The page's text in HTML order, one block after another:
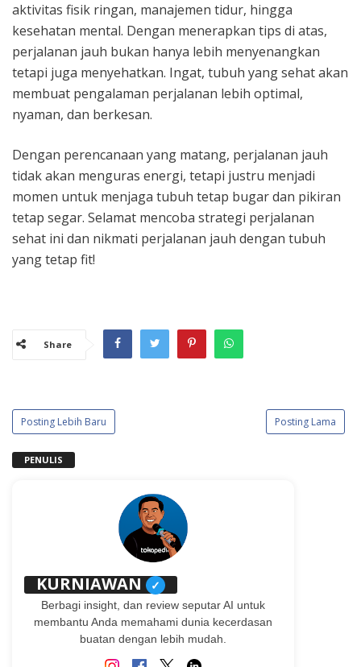
aktivitas fisik ringan, manajemen tidur, hingga
kesehatan mental. Dengan menerapkan tips di atas,
perjalanan jauh bukan hanya lebih menyenangkan
tetapi juga menyehatkan. Ingat, tubuh yang sehat akan
membuat pengalaman perjalanan lebih optimal,
nyaman, dan berkesan.
Dengan perencanaan yang matang, perjalanan jauh
tidak akan menguras energi, tetapi justru menjadi
momen untuk menjaga tubuh tetap bugar dan pikiran
tetap segar. Selamat mencoba strategi perjalanan
sehat ini dan nikmati perjalanan jauh dengan tubuh
yang tetap fit!
Share
Posting Lebih Baru Posting Lama
PENULIS
KURNIAWAN ✓
Berbagi insight, dan review seputar AI untuk
membantu Anda memahami dunia kecerdasan
buatan dengan lebih mudah.